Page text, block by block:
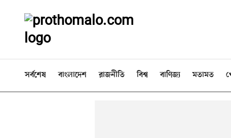
সর্বশেষ বাংলাদেশ রাজনীতি বিশ্ব বাণিজ্য মতামত